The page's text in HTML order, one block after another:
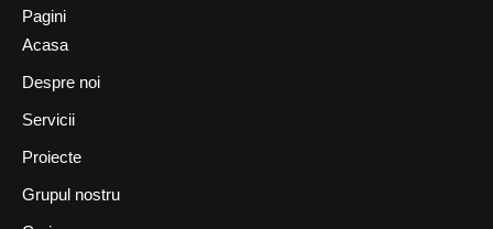
Pagini
Acasa
Despre noi
Servicii
Proiecte
Grupul nostru